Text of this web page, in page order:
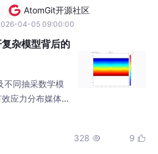
轮机、燃气锅
）、电转气（P2
）以及多种储
AtomGit开源社区
04-05 09:00:00
杂模型背后的
不同抽采数学模
应力分布媒体变
328  9 